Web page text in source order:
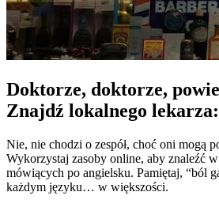
Doktorze, doktorze,
Znajdź lokalnego lekarza:
Nie, nie chodzi o zespół, choć oni mogą
Wykorzystaj zasoby online, aby znaleźć
mówiących po angielsku. Pamiętaj, “ból
każdym języku… w większości.